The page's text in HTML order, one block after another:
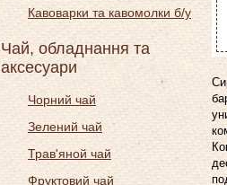
Кавоварки та кавомолки б/у
Чай, обладнання та
аксесуари
Чорний чай
Зелений чай
Трав'яной чай
Фруктовий чай